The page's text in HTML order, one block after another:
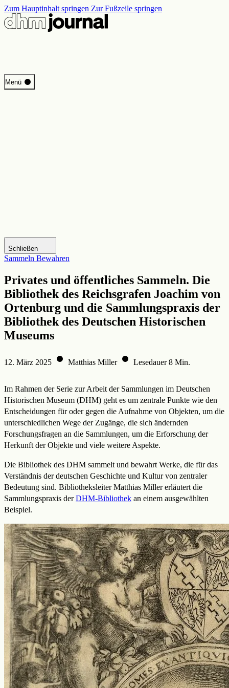
Zum Hauptinhalt springen Zur Fußzeile springen
Menü
Start
Programm
Schließen
Sammeln Bewahren
Privates und öffentliches Sammeln. Die
Bibliothek des Reichsgrafen Joachim von
Ortenburg und die Sammlungspraxis der
Bibliothek des Deutschen Historischen
Museums
12. März 2025 Matthias Miller Lesedauer 8 Min.
Im Rahmen der Serie zur Arbeit der Sammlungen im Deutschen
Historischen Museum (DHM) geht es um zentrale Punkte wie den
Entscheidungen für oder gegen die Aufnahme von Objekten, um die
unterschiedlichen Wege der Zugänge, die sich ändernden
Forschungsfragen an die Sammlungen, um die Erforschung der
Herkunft der Objekte und viele weitere Aspekte.
Die Bibliothek des DHM sammelt und bewahrt Werke, die für das
Verständnis der deutschen Geschichte und Kultur von zentraler
Bedeutung sind. Bibliotheksleiter Matthias Miller erläutert die
Sammlungspraxis derDHM-Bibliothek an einem ausgewählten
Beispiel.
Der
niederbayerische
Reichsgraf
Joachim
von
Ortenburg
(1530–
1600)
war
ein
begeisterter
Sammler
von
Büchern.